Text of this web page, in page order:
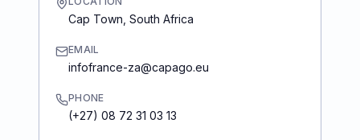
Cap Town South Africa
EMAIL
infofrance-za@capago.eu
PHONE
(+27) 08 72 31 03 13